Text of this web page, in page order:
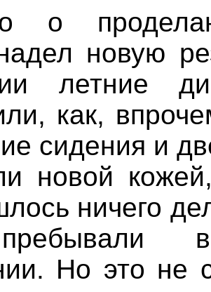
о
новую
летние
как,
сидения и
новой
ничего
в
Но это не